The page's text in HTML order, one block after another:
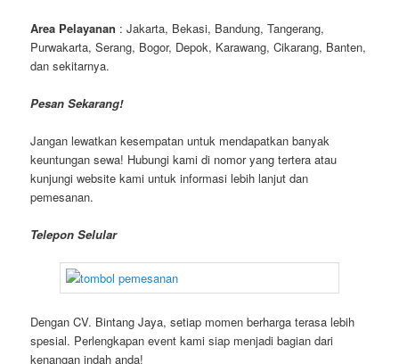
Area Pelayanan : Jakarta, Bekasi, Bandung, Tangerang,
Purwakarta, Serang, Bogor, Depok, Karawang, Cikarang, Banten,
dan sekitarnya.
Pesan Sekarang!
Jangan lewatkan kesempatan untuk mendapatkan banyak
keuntungan sewa! Hubungi kami di nomor yang tertera atau
kunjungi website kami untuk informasi lebih lanjut dan
pemesanan.
Telepon Selular
Dengan CV. Bintang Jaya, setiap momen berharga terasa lebih
spesial. Perlengkapan event kami siap menjadi bagian dari
kenangan indah anda!